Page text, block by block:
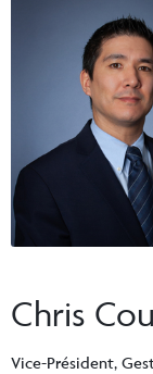
Centre de
Demandes
Commissions
Commentaires
Vidéos
Vos Clients
Vos rapports
CI Prestige
Documents
Programmes
Formulaire
Centre
Centre
INSTITUTIONNEL
CONNEXION
Centre de
InfoConseiller
InfoClientèle
ENGLISH
Chris
Vice-Président,